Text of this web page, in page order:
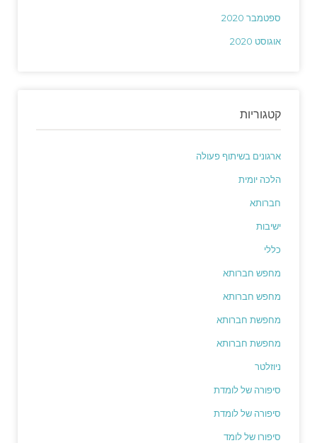
ספטמבר 2020
אוגוסט 2020
קטגוריות
ארגונים בשיתוף פעולה
הלכה יומית
חברותא
ישיבות
כללי
מחפש חברותא
מחפש חברותא
מחפשת חברותא
מחפשת חברותא
ניוזלטר
סיפורה של לומדת
סיפורה של לומדת
סיפורו של לומד